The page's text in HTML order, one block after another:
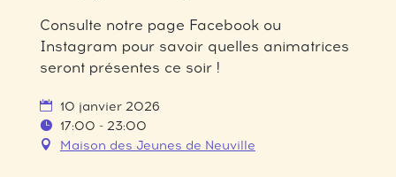
Consulte notre page Facebook ou
Instagram pour savoir quelles animatrices
seront présentes ce soir !
10 janvier 2026
17:00 - 23:00
Maison des Jeunes de Neuville